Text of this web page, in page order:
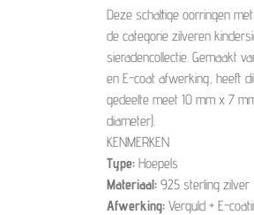
Deze schattige oorringen
de categorie zilveren
sieradencollectie. Gemaakt
en E-coat afwerking, heeft
gedeelte meet 10 mm x 7
diameter).
KENMERKEN
Type: Hoepels
Materiaal: 925 sterling zilver
Afwerking: Verguld + E-